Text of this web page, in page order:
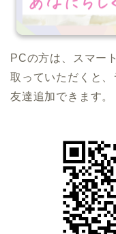
PCの方は、スマー
取っていただくと
友達追加できます。